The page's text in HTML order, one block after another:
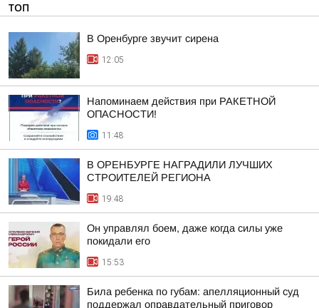
ТОП
В Оренбурге звучит сирена
12:05
Напоминаем действия при РАКЕТНОЙ
ОПАСНОСТИ!
11:48
В ОРЕНБУРГЕ НАГРАДИЛИ ЛУЧШИХ
СТРОИТЕЛЕЙ РЕГИОНА
19:48
Он управлял боем, даже когда силы уже
покидали его
15:53
Била ребенка по губам: апелляционный суд
поддержал оправдательный приговор